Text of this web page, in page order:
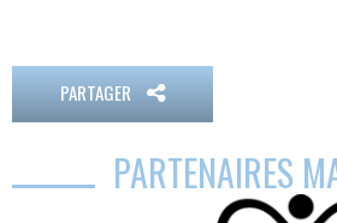
PARTAGER
PARTENAIRES